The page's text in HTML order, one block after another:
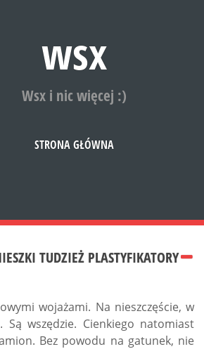
wsx
Wsx i nic więcej :)
STRONA GŁÓWNA
TUDZIEŻ PLASTYFIKATORY
wojażami. Na nieszczęście, w
wszędzie. Cienkiego natomiast
Bez powodu na gatunek, nie